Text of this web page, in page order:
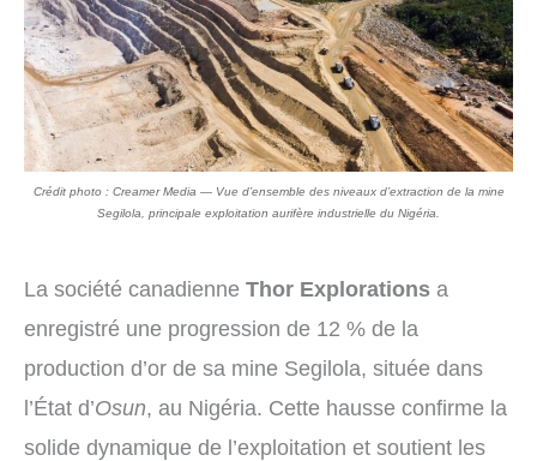
Crédit photo : Creamer Media — Vue d’ensemble des niveaux d’extraction de la mine
Segilola, principale exploitation aurifère industrielle du Nigéria.
La société canadienne Thor Explorations a
enregistré une progression de 12 % de la
production d’or de sa mine Segilola, située dans
l’État d’Osun, au Nigéria. Cette hausse confirme la
solide dynamique de l’exploitation et soutient les